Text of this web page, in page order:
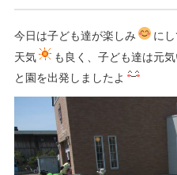
今日は子ども達が楽しみ
に
天気
も良く、子ども達は元
と園を出発しましたよ